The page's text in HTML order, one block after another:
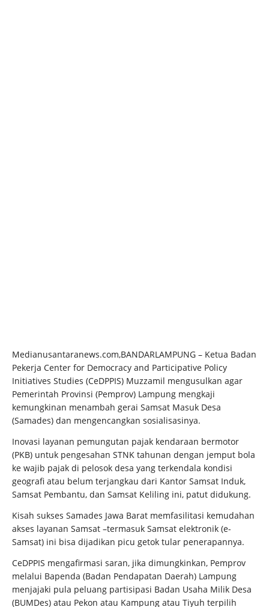
Medianusantaranews.com,BANDARLAMPUNG – Ketua Badan
Pekerja Center for Democracy and Participative Policy
Initiatives Studies (CeDPPIS) Muzzamil mengusulkan agar
Pemerintah Provinsi (Pemprov) Lampung mengkaji
kemungkinan menambah gerai Samsat Masuk Desa
(Samades) dan mengencangkan sosialisasinya.
Inovasi layanan pemungutan pajak kendaraan bermotor
(PKB) untuk pengesahan STNK tahunan dengan jemput bola
ke wajib pajak di pelosok desa yang terkendala kondisi
geografi atau belum terjangkau dari Kantor Samsat Induk,
Samsat Pembantu, dan Samsat Keliling ini, patut didukung.
Kisah sukses Samades Jawa Barat memfasilitasi kemudahan
akses layanan Samsat –termasuk Samsat elektronik (e-
Samsat) ini bisa dijadikan picu getok tular penerapannya.
CeDPPIS mengafirmasi saran, jika dimungkinkan, Pemprov
melalui Bapenda (Badan Pendapatan Daerah) Lampung
menjajaki pula peluang partisipasi Badan Usaha Milik Desa
(BUMDes) atau Pekon atau Kampung atau Tiyuh terpilih